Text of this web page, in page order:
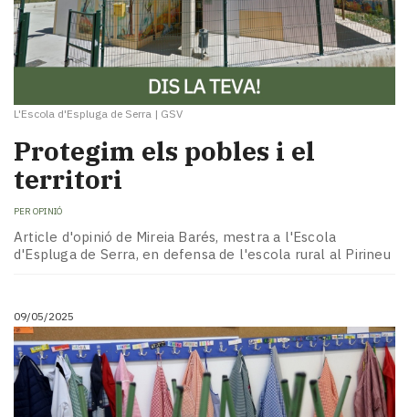
L'Escola d'Espluga de Serra | GSV
Protegim els pobles i el
territori
PER OPINIÓ
Article d'opinió de Mireia Barés, mestra a l'Escola
d'Espluga de Serra, en defensa de l'escola rural al Pirineu
09/05/2025